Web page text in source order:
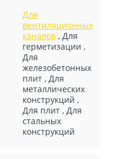
Для
вентиляционных
каналов, Для
герметизации ,
Для
железобетонных
плит, Для
металлических
конструкций ,
Для плит, Для
стальных
конструкций